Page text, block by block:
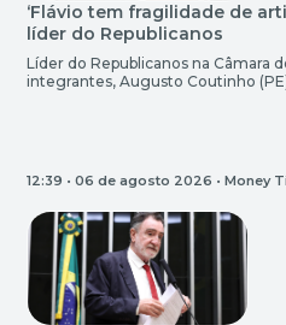
‘Flávio tem fragilidade de
líder do Republicanos
Líder do Republicanos na Câmara
integrantes, Augusto Coutinho
de centro, o […]
12:39 • 06 de agosto 2026 • Money